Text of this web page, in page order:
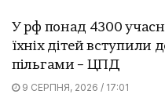
У рф понад 4300
їхніх дітей вступили
пільгами – ЦПД
9 СЕРПНЯ, 2026 / 17:01